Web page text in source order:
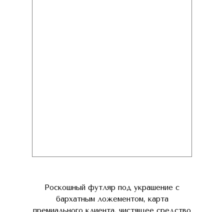
Роскошный футляр под украшение с
бархатным ложементом, карта